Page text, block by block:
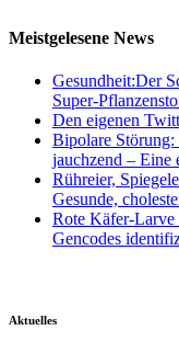
Meistgelesene News
Gesundheit:Der
Super-
Den eigenen
Bipolare
jauchzend – Eine
Rühreier,
Gesunde,
Rote Käfer-Larve
Gencodes
Aktuelles